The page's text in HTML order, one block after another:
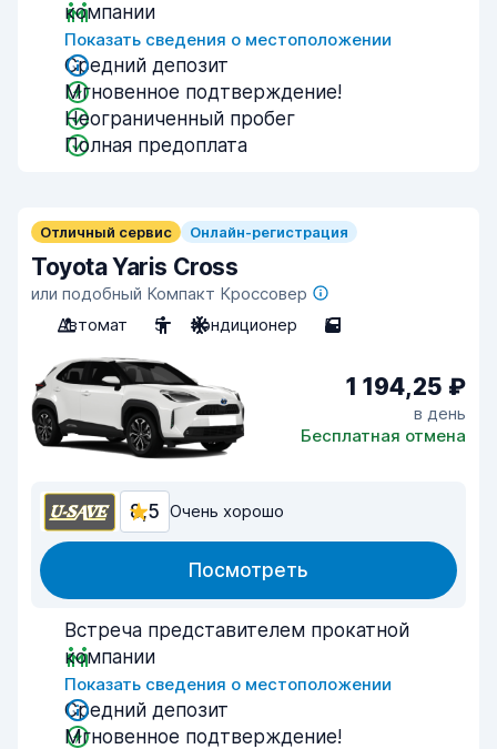
компании
Показать сведения о местоположении
Средний депозит
Мгновенное подтверждение!
Неограниченный пробег
Полная предоплата
Отличный сервис Онлайн-регистрация
Toyota Yaris Cross
или подобный Компакт Кроссовер
Автомат
5 Кондиционер 5
1 194,25 ₽
в день
Бесплатная отмена
8,5 Очень хорошо
Посмотреть
Встреча представителем прокатной
компании
Показать сведения о местоположении
Средний депозит
Мгновенное подтверждение!